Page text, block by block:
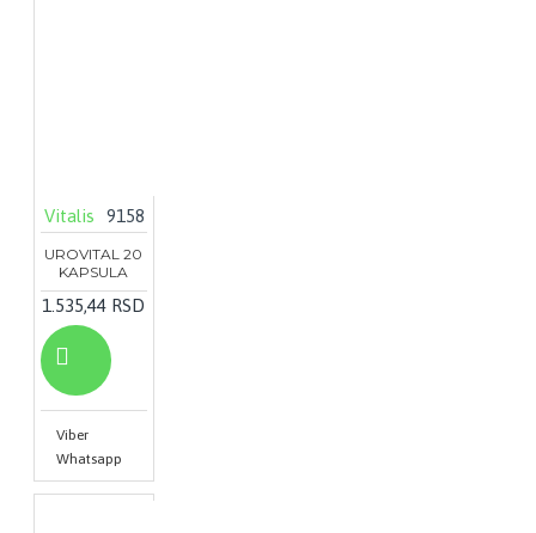
Vitalis 9158
UROVITAL 20
KAPSULA
1.535,44 RSD
Viber
Whatsapp